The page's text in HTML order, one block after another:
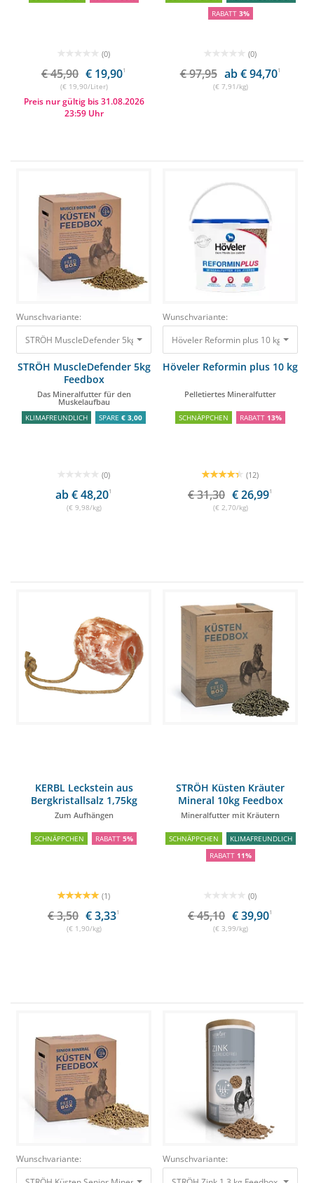
(0)
€ 45,90 € 19,901
(€ 19,90/Liter)
Preis nur gültig bis 31.08.2026
23:59 Uhr
RABATT 3%
(0)
€ 97,95 ab € 94,701
(€ 7,91/kg)
Wunschvariante:
STRÖH MuscleDefender 5kg Feedbox Das Mineralfutter für den
STRÖH MuscleDefender 5kg
Feedbox
Das Mineralfutter für den
Muskelaufbau
KLIMAFREUNDLICH SPARE € 3,00
(0)
ab € 48,201
(€ 9,98/kg)
Wunschvariante:
Höveler Reformin plus 10 kg
Höveler Reformin plus 10 kg
Pelletiertes Mineralfutter
SCHNÄPPCHEN RABATT 13%
(12)
€ 31,30 € 26,991
(€ 2,70/kg)
KERBL Leckstein aus
Bergkristallsalz 1,75kg
Zum Aufhängen
SCHNÄPPCHEN RABATT 5%
(1)
€ 3,50 € 3,331
(€ 1,90/kg)
STRÖH Küsten Kräuter
Mineral 10kg Feedbox
Mineralfutter mit Kräutern
SCHNÄPPCHEN
KLIMAFREUNDLICH
RABATT 11%
(0)
€ 45,10 € 39,901
(€ 3,99/kg)
Wunschvariante:
Wunschvariante: